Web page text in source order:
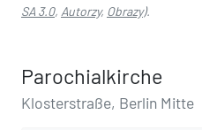
SA 3.0, Autorzy, Obrazy).
Parochialkirche
Klosterstraße, Berlin Mitte